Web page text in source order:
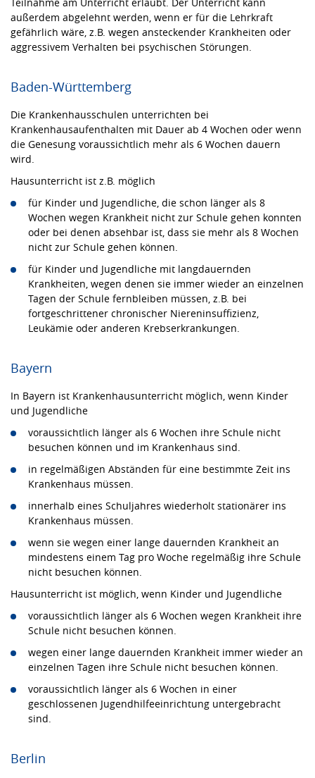
außerdem abgelehnt werden, wenn er für die Lehrkraft
gefährlich wäre, z.B. wegen ansteckender Krankheiten oder
aggressivem Verhalten bei psychischen Störungen.
Baden-Württemberg
Die Krankenhausschulen unterrichten bei
Krankenhausaufenthalten mit Dauer ab 4 Wochen oder wenn
die Genesung voraussichtlich mehr als 6 Wochen dauern
wird.
Hausunterricht ist z.B. möglich
für Kinder und Jugendliche, die schon länger als 8
Wochen wegen Krankheit nicht zur Schule gehen konnten
oder bei denen absehbar ist, dass sie mehr als 8 Wochen
nicht zur Schule gehen können.
für Kinder und Jugendliche mit langdauernden
Krankheiten, wegen denen sie immer wieder an einzelnen
Tagen der Schule fernbleiben müssen, z.B. bei
fortgeschrittener chronischer Niereninsuffizienz,
Leukämie oder anderen Krebserkrankungen.
Bayern
In Bayern ist Krankenhausunterricht möglich, wenn Kinder
und Jugendliche
voraussichtlich länger als 6 Wochen ihre Schule nicht
besuchen können und im Krankenhaus sind.
in regelmäßigen Abständen für eine bestimmte Zeit ins
Krankenhaus müssen.
innerhalb eines Schuljahres wiederholt stationärer ins
Krankenhaus müssen.
wenn sie wegen einer lange dauernden Krankheit an
mindestens einem Tag pro Woche regelmäßig ihre Schule
nicht besuchen können.
Hausunterricht ist möglich, wenn Kinder und Jugendliche
voraussichtlich länger als 6 Wochen wegen Krankheit ihre
Schule nicht besuchen können.
wegen einer lange dauernden Krankheit immer wieder an
einzelnen Tagen ihre Schule nicht besuchen können.
voraussichtlich länger als 6 Wochen in einer
geschlossenen Jugendhilfeeinrichtung untergebracht
sind.
Berlin